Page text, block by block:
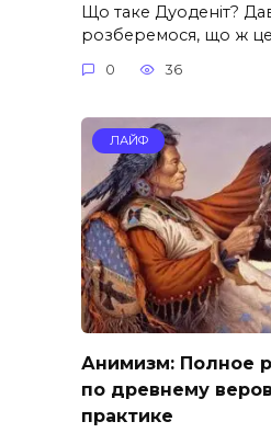
Що таке Дуоденіт?
розберемося, що ж це
0 36
ЛАЙФ
Анимизм: Полное
по древнему
практике